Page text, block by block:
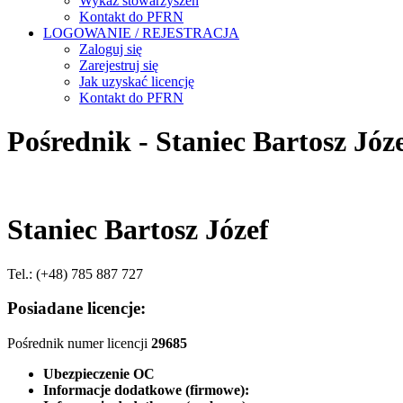
Kontakt do PFRN
LOGOWANIE / REJESTRACJA
Zaloguj się
Zarejestruj się
Jak uzyskać licencję
Kontakt do PFRN
Pośrednik - Staniec Bartosz
Staniec Bartosz Józef
Tel.: (+48) 785 887 727
Posiadane licencje:
Pośrednik numer licencji 29685
Ubezpieczenie OC
Informacje dodatkowe (firmowe):